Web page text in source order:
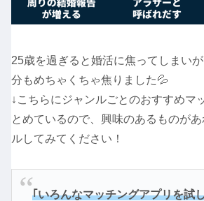
25歳を過ぎると婚活に焦ってしまい
分もめちゃくちゃ焦りました💦
↓こちらにジャンルごとのおすすめマ
とめているので、興味のあるものが
ルしてみてください！
｢いろんなマッチングアプリを試